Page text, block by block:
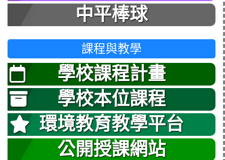
中平棒球
課程與教學
學校課程計畫
學校本位課程
環境教育教學平台
公開授課網站